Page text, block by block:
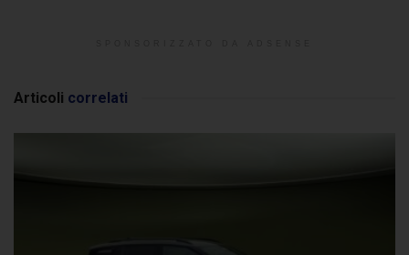
Articoli correlati